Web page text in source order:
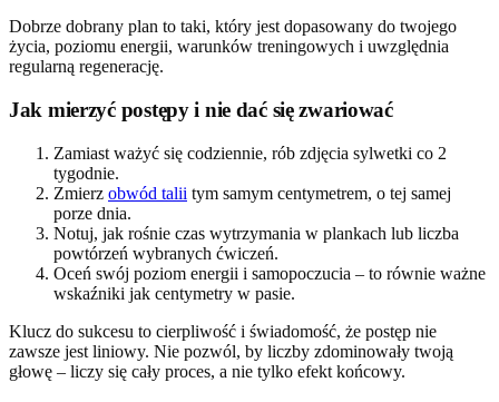
Dobrze dobrany plan to taki, który jest dopasowany do twojego
życia, poziomu energii, warunków treningowych i uwzględnia
regularną regenerację.
Jak mierzyć postępy i nie dać się zwariować
Zamiast ważyć się codziennie, rób zdjęcia sylwetki co 2
tygodnie.
Zmierz obwód talii tym samym centymetrem, o tej samej
porze dnia.
Notuj, jak rośnie czas wytrzymania w plankach lub liczba
powtórzeń wybranych ćwiczeń.
Oceń swój poziom energii i samopoczucia – to równie ważne
wskaźniki jak centymetry w pasie.
Klucz do sukcesu to cierpliwość i świadomość, że postęp nie
zawsze jest liniowy. Nie pozwól, by liczby zdominowały twoją
głowę – liczy się cały proces, a nie tylko efekt końcowy.